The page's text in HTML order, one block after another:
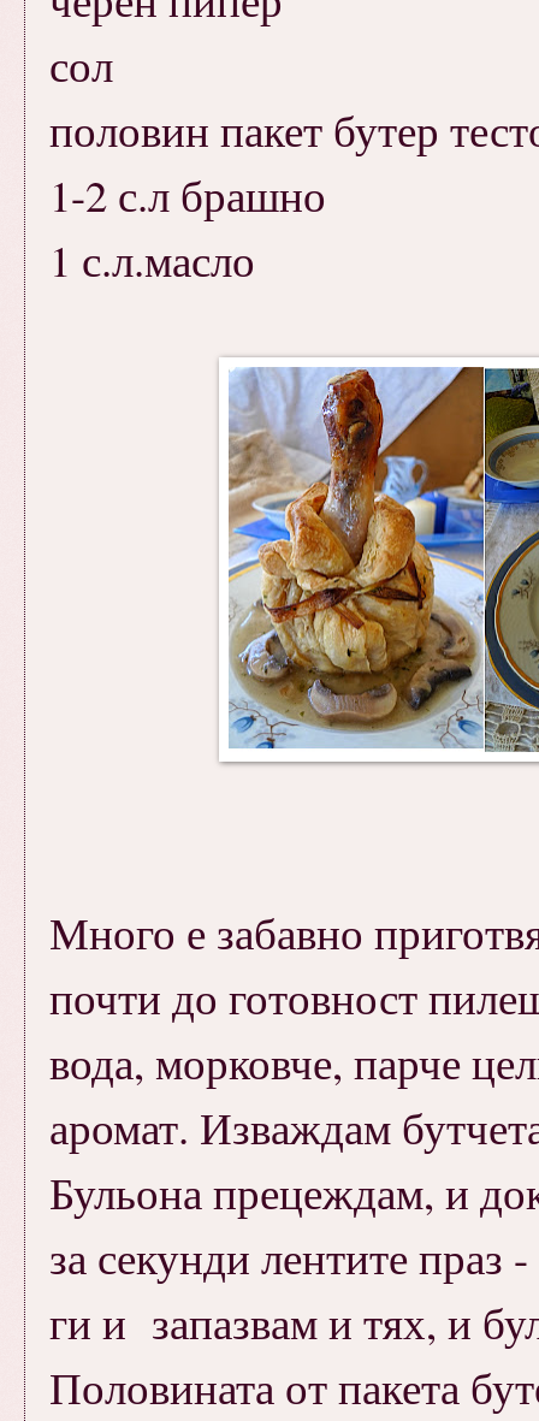
сол
половин пакет бутер
1-2 с.л брашно
1 с.л.масло
Много е забавно
почти до готовност
вода, морковче, парче
аромат. Изваждам
Бульона прецеждам, и
за секунди лентите праз
ги и запазвам и тях, и
Половината от пакета